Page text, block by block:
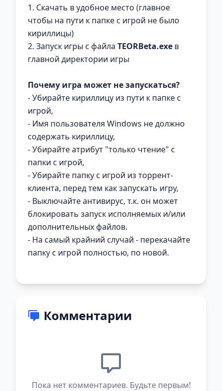
1. Скачать в удобное место (главное
чтобы на пути к папке с игрой не было
кириллицы)
2. Запуск игры с файла TEORBeta.exe в
главной директории игры
Почему игра может не запускаться?
- Убирайте кириллицу из пути к папке с
игрой,
- Имя пользователя Windows не должно
содержать кириллицу,
- Убирайте атрибут "только чтение" с
папки с игрой,
- Убирайте папку с игрой из торрент-
клиента, перед тем как запускать игру,
- Выключайте антивирус, т.к. он может
блокировать запуск исполняемых и/или
дополнительных файлов.
- На самый крайний случай - перекачайте
папку с игрой полностью, по новой.
Комментарии
Пока нет комментариев. Будьте первым!